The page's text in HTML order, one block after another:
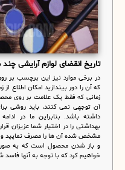
تاریخ انقضای لوازم آرایشی
در برخی موارد نیز این برچسب بر
که آن را دور بیندازید امکان اطلاع
زمانی که فقط یک علامت بر روی
آن توجهی نمی کنند، باید روشی
داشته باشد. بنابراین ما در
بهداشتی را در اختیار شما عزیزان
مشخص شده آن ها را مصرف نمایید و
و باز شدن محصول است که به صورت
خواهیم کرد که با توجه به آنها